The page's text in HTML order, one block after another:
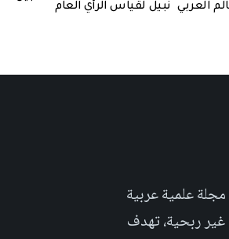
العربي
نبيل لقياس الرأي العام
مجلة علمية عربية
غير ربحية، تهدف